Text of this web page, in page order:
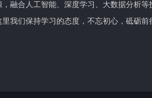
，融合人工智能、深度学习、大数据分析
里我们保持学习的态度，不忘初心，砥砺前